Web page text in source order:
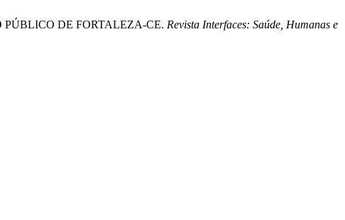
PÚBLICO DE FORTALEZA-CE. Revista Interfaces: Saúde, Humanas e